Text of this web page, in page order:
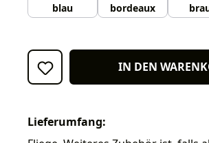
blau bordeaux
IN DEN
Lieferumfang: